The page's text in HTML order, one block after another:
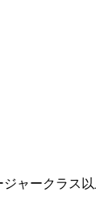
ャークラス